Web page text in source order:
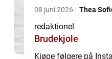
08 juni 2026 Thea
redaktionel
Brudekjole
Kjøpe følgere på